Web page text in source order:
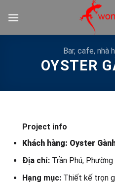
qua
Bar, cafe, nhà
OYSTER
Project info
Khách hàng: Oyster
Địa chỉ: Trần Phú,
Hạng mục: Thiết kế trọn